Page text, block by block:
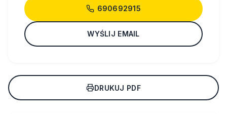
690692915
WYŚLIJ EMAIL
DRUKUJ PDF